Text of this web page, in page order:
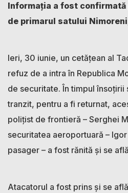
Informația a fost
de primarul satului
Ieri, 30 iunie, un cetățean al
refuz de a intra în Republica
de securitate. În timpul însoțirii
tranzit, pentru a fi returnat,
polițist de frontieră – Serghei
securitatea aeroportuară –
pasager – a fost rănită și se
Atacatorul a fost prins și se